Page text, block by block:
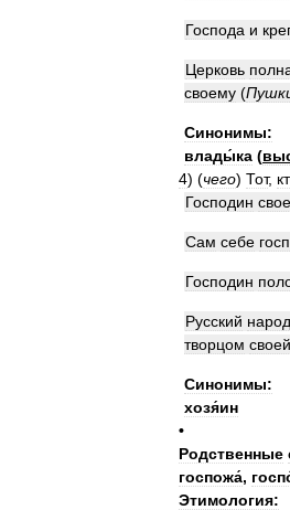
Господа и
Церковь
своему (
Синонимы:
влады́ка (
4) (чего) Тот,
Господин
Сам себе
Господин
Русский народ
творцом своей
Синонимы:
хозя́ин
•
Родственные
госпожа́,
Этимология: